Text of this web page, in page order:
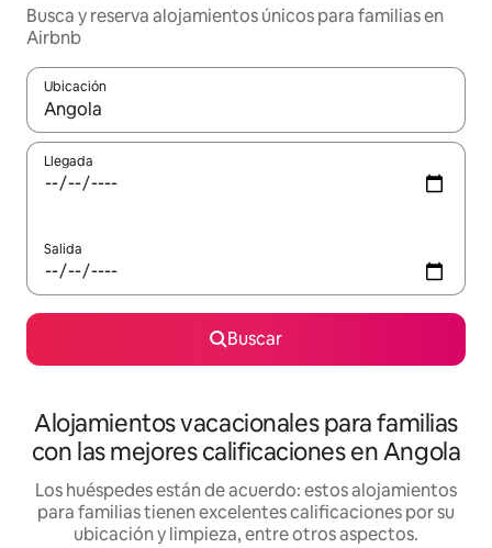
Busca y reserva alojamientos únicos para familias en
Airbnb
Ubicación
Cuando los resultados estén disponibles, navega con las
Llegada
Salida
Buscar
Alojamientos vacacionales para familias
con las mejores calificaciones en Angola
Los huéspedes están de acuerdo: estos alojamientos
para familias tienen excelentes calificaciones por su
ubicación y limpieza, entre otros aspectos.